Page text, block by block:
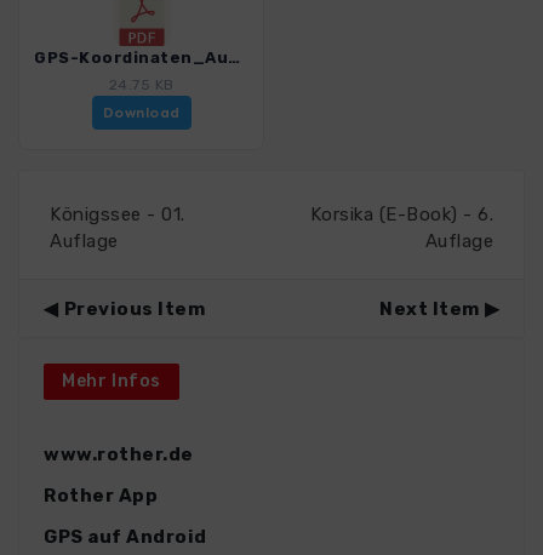
GPS-Koordinaten_Ausgangspunkte_WF_Dolomiten_1.pdf
24.75 KB
Download
Königssee - 01.
Auflage
Korsika (E-Book) - 6.
Auflage
Previous Item Next Item
Mehr Infos
www.rother.de
Rother App
GPS auf Android